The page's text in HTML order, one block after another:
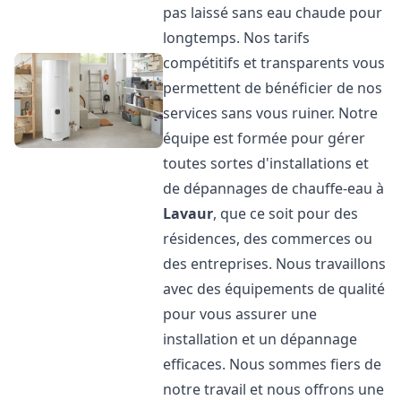
pas laissé sans eau chaude pour
longtemps. Nos tarifs
compétitifs et transparents vous
permettent de bénéficier de nos
services sans vous ruiner. Notre
équipe est formée pour gérer
toutes sortes d'installations et
de dépannages de chauffe-eau à
Lavaur, que ce soit pour des
résidences, des commerces ou
des entreprises. Nous travaillons
avec des équipements de qualité
pour vous assurer une
installation et un dépannage
efficaces. Nous sommes fiers de
notre travail et nous offrons une